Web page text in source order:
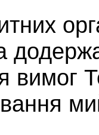
вимог